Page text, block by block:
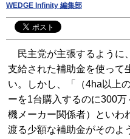
WEDGE Infinity 編集部
民主党が主張するように
支給された補助金を使って
い。しかし、「（4ha以上
ーを1台購入するのに300
機メーカー関係者）といわ
渡る少額な補助金がそのよ